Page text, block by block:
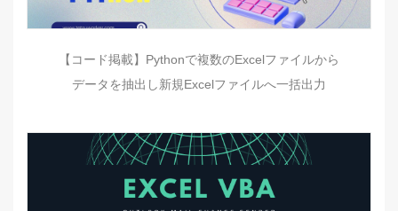
【コード掲載】Pythonで複数のExcelファイルから
データを抽出し新規Excelファイルへ一括出力